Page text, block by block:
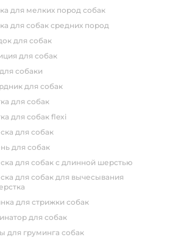
для мелких пород собак
для собак средних пород
для собак
для собак
для собаки
для собак
для собак
для собак flexi
для собак
для собак
для собак с длинной шерстью
для стрижки собак
для собак
для груминга собак